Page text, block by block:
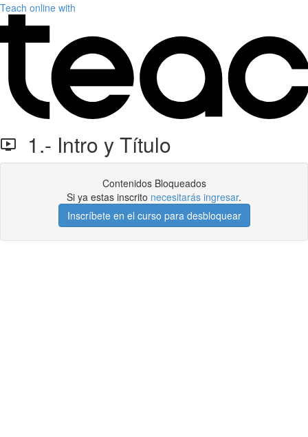
Teach online with
1.- Intro y Título
Contenidos Bloqueados
Si ya estas inscrito necesitarás ingresar.
Inscríbete en el curso para desbloquear